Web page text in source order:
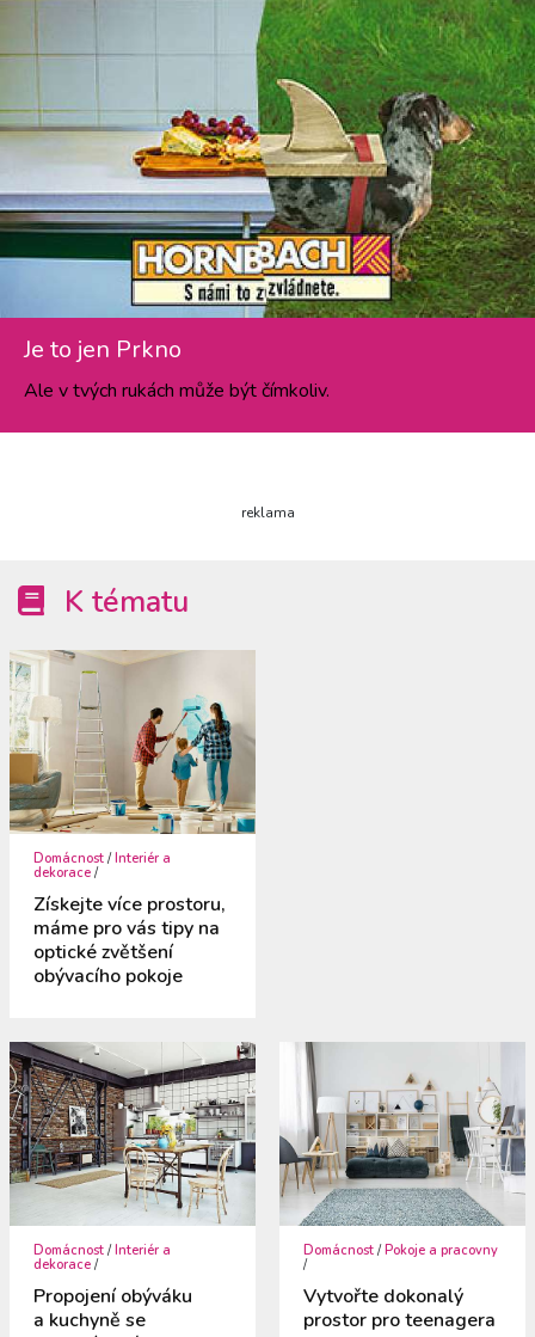
Je to jen Prkno
Ale v tvých rukách může být čímkoliv.
reklama
K tématu
Domácnost / Interiér a
dekorace /
Získejte více prostoru,
máme pro vás tipy na
optické zvětšení
obývacího pokoje
Domácnost /Interiér a
dekorace /
Propojení obýváku
a kuchyně se
Domácnost /Pokoje a pracovny
/
Vytvořte dokonalý
prostor pro teenagera